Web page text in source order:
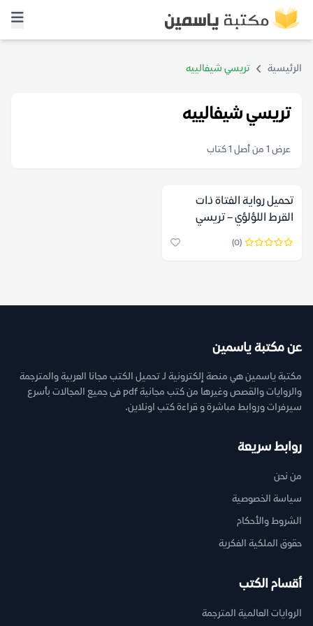
الرئيسية تريسي شيفالييه
تريسي شيفالييه
عرض 1 من أصل 1 كتاب
تحميل رواية الفتاة ذات
القرط اللؤلؤي – تريسي
شيفالييه
(0)
عن مكتبة ياسمين
مكتبة ياسمين هي منصة إلكترونية لـ تحميل الكتب مجانا العربية والمترجمة
والروايات والقصص وغيرها من كتب مجانية pdf فى جميع المجالات بأسرع
سيرفرات وروابط مباشرة و قراءة كتب اونلاين.
روابط سريعة
من نحن
سياسة الخصوصية
الشروط والأحكام
حقوق الملكية الفكرية
أقسام الكتب
الروايات العالمية المترجمة